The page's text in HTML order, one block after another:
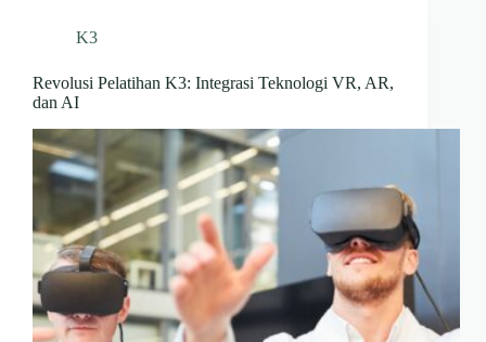
K3
Revolusi Pelatihan K3: Integrasi Teknologi VR, AR,
dan AI